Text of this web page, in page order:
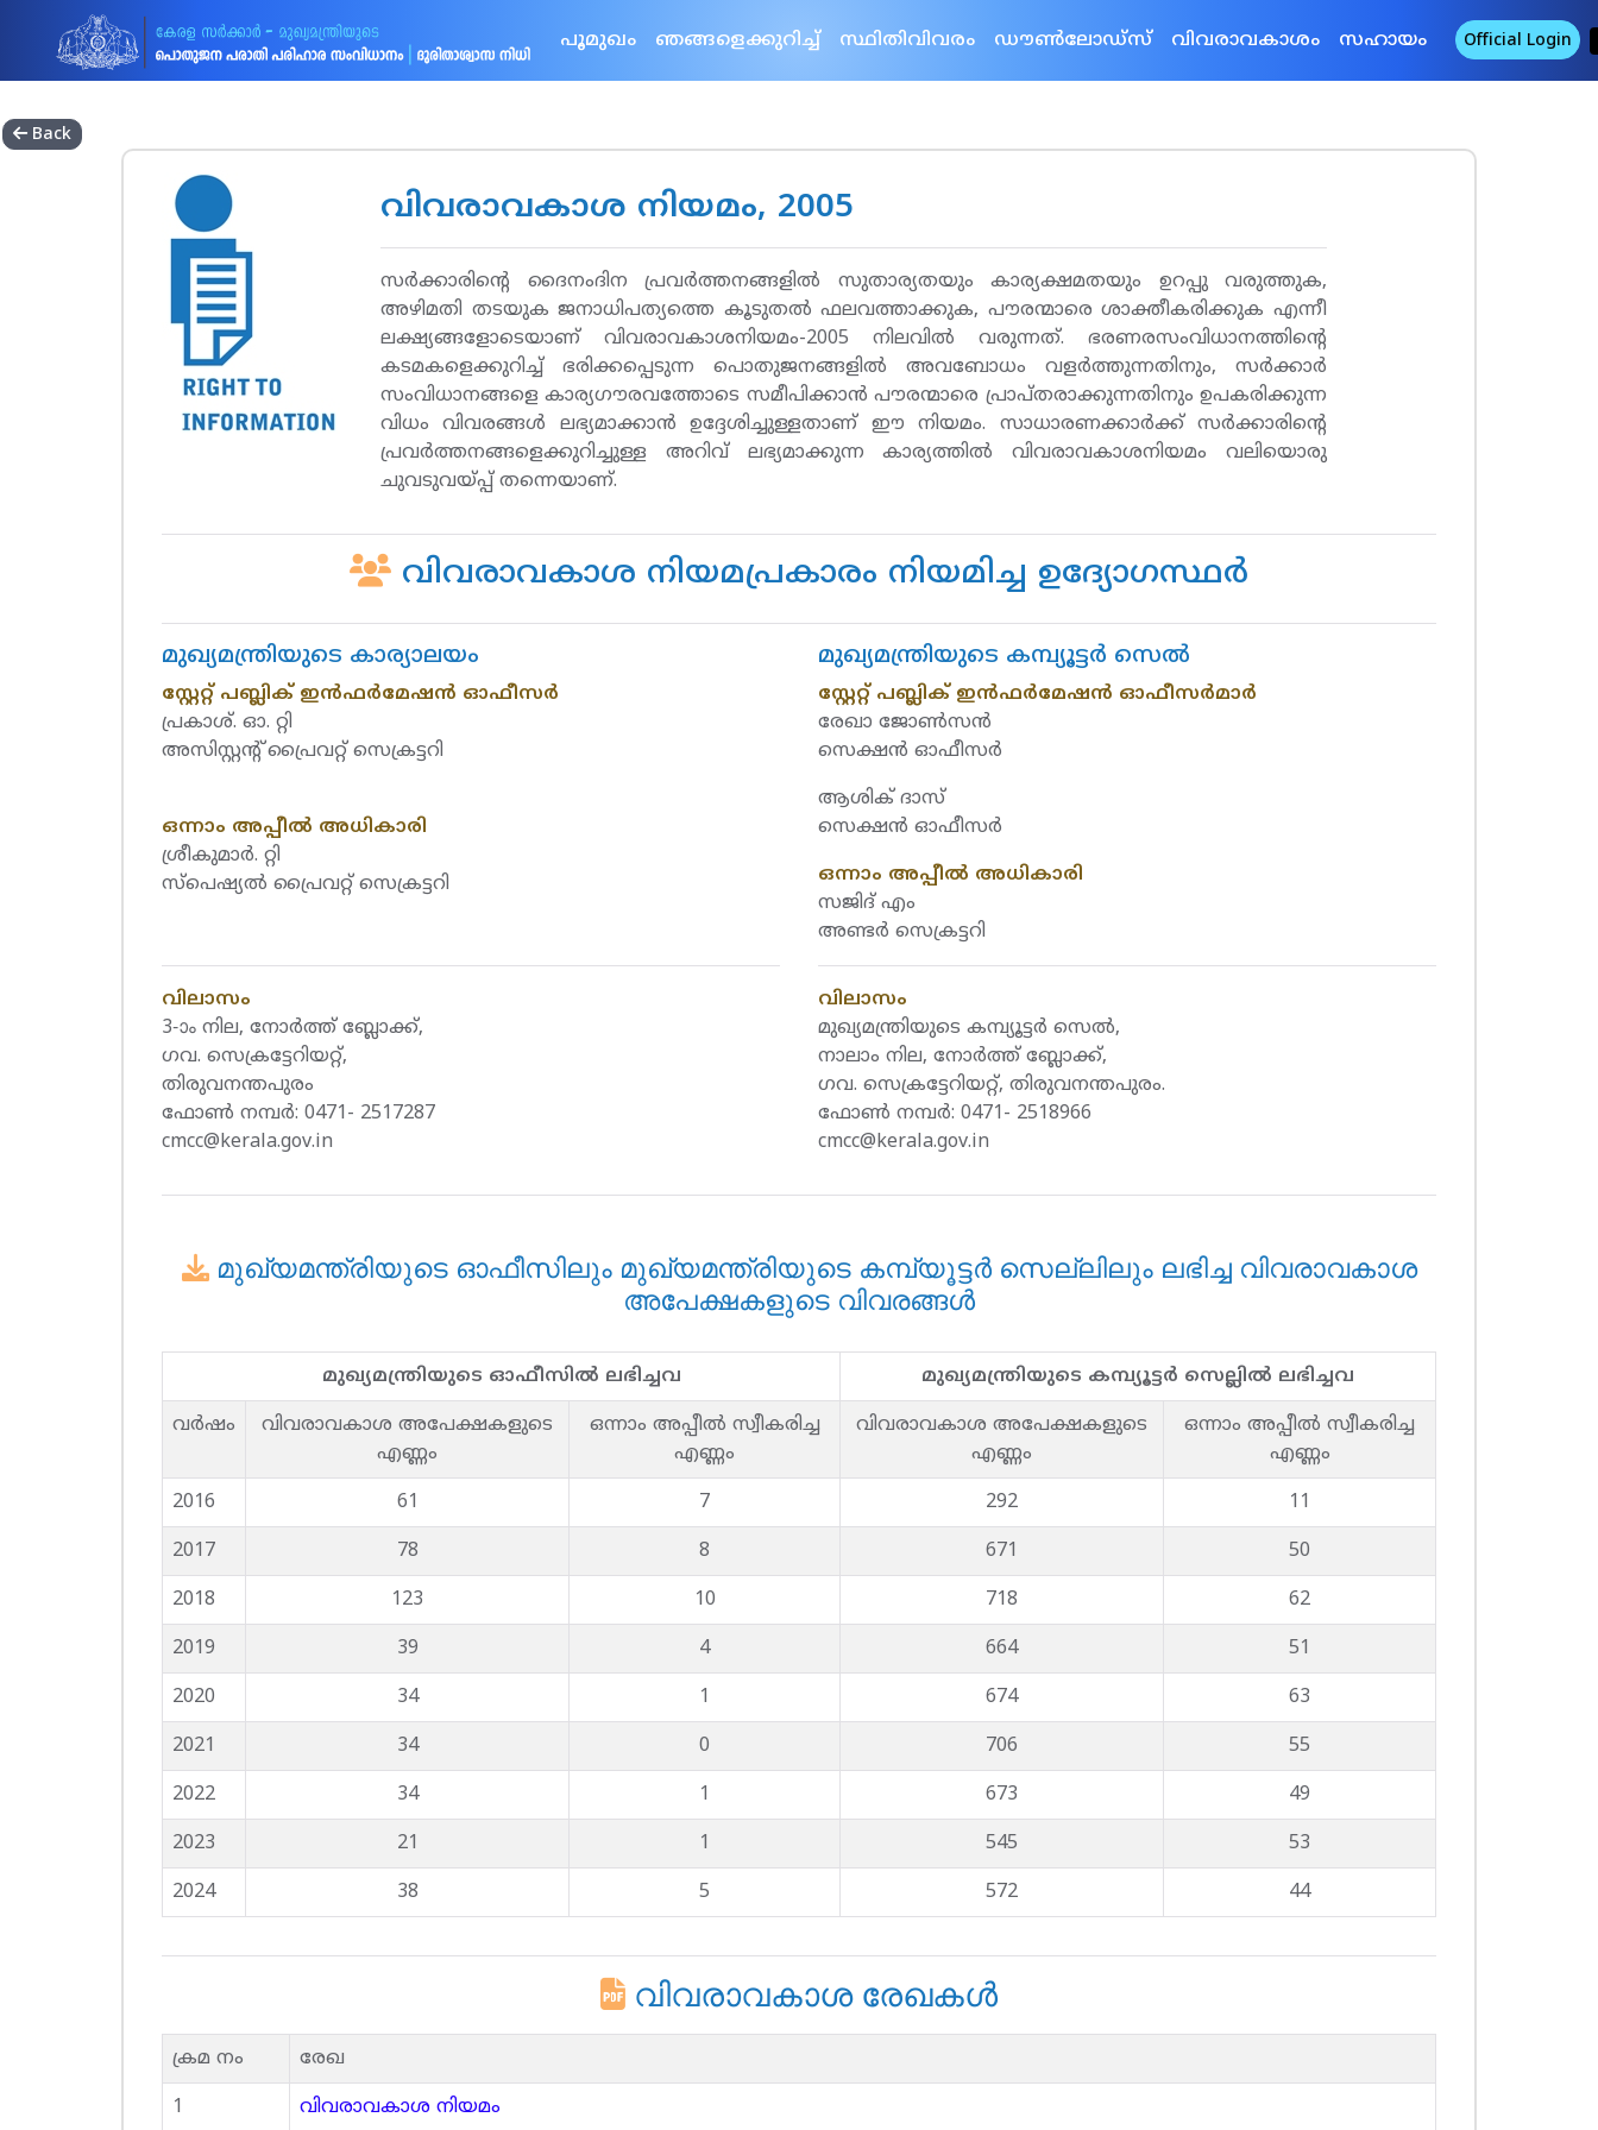
പൂമുഖം ഞങ്ങളെക്കുറിച്ച് സ്ഥിതിവിവരം ഡൗണ്‍ലോഡ‍്സ് വിവരാവകാശം സഹായം Official Login
Back
വിവരാവകാശ നിയമം, 2005
സര്‍ക്കാരിന്റെ ദൈനംദിന പ്രവര്‍ത്തനങ്ങളില്‍ സുതാര്യതയും കാര്യക്ഷമതയും ഉറപ്പു വരുത്തുക,
അഴിമതി തടയുക ജനാധിപത്യത്തെ കൂടുതല്‍ ഫലവത്താക്കുക, പൗരന്മാരെ ശാക്തീകരിക്കുക എന്നീ
ലക്ഷ്യങ്ങളോടെയാണ് വിവരാവകാശനിയമം-2005 നിലവില്‍ വരുന്നത്. ഭരണരസംവിധാനത്തിന്റെ
കടമകളെക്കുറിച്ച് ഭരിക്കപ്പെടുന്ന പൊതുജനങ്ങളില്‍ അവബോധം വളര്‍ത്തുന്നതിനും, സര്‍ക്കാര്‍
സംവിധാനങ്ങളെ കാര്യഗൗരവത്തോടെ സമീപിക്കാന്‍ പൗരന്മാരെ പ്രാപ്തരാക്കുന്നതിനും ഉപകരിക്കുന്ന
വിധം വിവരങ്ങള്‍ ലഭ്യമാക്കാന്‍ ഉദ്ദേശിച്ചുള്ളതാണ് ഈ നിയമം. സാധാരണക്കാര്‍ക്ക് സര്‍ക്കാരിന്റെ
പ്രവര്‍ത്തനങ്ങളെക്കുറിച്ചുള്ള അറിവ് ലഭ്യമാക്കുന്ന കാര്യത്തില്‍ വിവരാവകാശനിയമം വലിയൊരു
ചുവടുവയ്പ്പ് തന്നെയാണ്.
വിവരാവകാശ നിയമപ്രകാരം നിയമിച്ച ഉദ്യോഗസ്ഥര്‍
മുഖ്യമന്ത്രിയുടെ കാര്യാലയം
സ്റ്റേറ്റ് പബ്ലിക് ഇന്‍ഫര്‍മേഷന്‍ ഓഫീസര്‍‍
പ്രകാശ്‌. ഓ. റ്റി
അസിസ്റ്റന്റ്‌ പ്രൈവറ്റ് സെക്രട്ടറി
ഒന്നാം അപ്പീല്‍ അധികാരി
ശ്രീകുമാര്‍. റ്റി
സ്പെഷ്യല്‍ പ്രൈവറ്റ് സെക്രട്ടറി
വിലാസം
3-ാം നില, നോര്‍ത്ത് ബ്ലോക്ക്,
ഗവ. സെക്രട്ടേറിയറ്റ്,
തിരുവനന്തപുരം
ഫോണ്‍ നമ്പര്‍: 0471- 2517287
cmcc@kerala.gov.in
മുഖ്യമന്ത്രിയുടെ കമ്പ്യൂട്ടർ സെൽ
സ്റ്റേറ്റ് പബ്ലിക് ഇന്‍ഫര്‍മേഷന്‍ ഓഫീസർമാർ
രേഖാ ജോണ്‍സന്‍
സെക്ഷൻ ഓഫീസർ
ആശിക് ദാസ്
സെക്ഷൻ ഓഫീസർ
ഒന്നാം അപ്പീല്‍ അധികാരി
സജിദ് എം
അണ്ടർ സെക്രട്ടറി
വിലാസം
മുഖ്യമന്ത്രിയുടെ കമ്പ്യൂട്ടർ സെൽ,
നാലാം നില, നോർത്ത് ബ്ലോക്ക്,
ഗവ. സെക്രട്ടേറിയറ്റ്, തിരുവനന്തപുരം.
ഫോണ്‍ നമ്പര്‍: 0471- 2518966
cmcc@kerala.gov.in
മുഖ്യമന്ത്രിയുടെ ഓഫീസിലും മുഖ്യമന്ത്രിയുടെ കമ്പ്യൂട്ടര്‍ സെല്ലിലും ലഭിച്ച വിവരാവകാശ
അപേക്ഷകളുടെ വിവരങ്ങള്‍
മുഖ്യമന്ത്രിയുടെ ഓഫീസില്‍ ലഭിച്ചവ മുഖ്യമന്ത്രിയുടെ കമ്പ്യൂട്ടര്‍ സെല്ലില്‍ ലഭിച്ചവ
വര്‍ഷം
വിവരാവകാശ അപേക്ഷകളുടെ
എണ്ണം
ഒന്നാം അപ്പീല്‍ സ്വീകരിച്ച
എണ്ണം
വിവരാവകാശ അപേക്ഷകളുടെ
എണ്ണം
ഒന്നാം അപ്പീല്‍ സ്വീകരിച്ച
എണ്ണം
2016 61 7 292 11
2017 78 8 671 50
2018 123 10 718 62
2019 39 4 664 51
2020 34 1 674 63
2021 34 0 706 55
2022 34 1 673 49
2023 21 1 545 53
2024 38 5 572 44
വിവരാവകാശ രേഖകള്‍
ക്രമ നം രേഖ
1 വിവരാവകാശ നിയമം